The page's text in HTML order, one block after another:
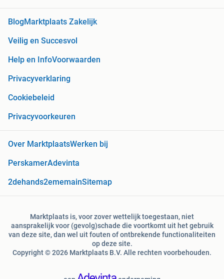
BlogMarktplaats Zakelijk
Veilig en Succesvol
Help en InfoVoorwaarden
Privacyverklaring
Cookiebeleid
Privacyvoorkeuren
Over MarktplaatsWerken bij
PerskamerAdevinta
2dehands2ememainSitemap
Marktplaats is, voor zover wettelijk toegestaan, niet
aansprakelijk voor (gevolg)schade die voortkomt uit het gebruik
van deze site, dan wel uit fouten of ontbrekende functionaliteiten
op deze site.
Copyright © 2026 Marktplaats B.V. Alle rechten voorbehouden.